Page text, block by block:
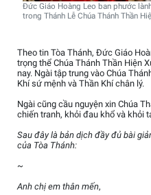
Đức Giáo Hoàng Leo ban phước
trong Thánh Lễ Chúa Thánh Thần
Theo tin Tòa Thánh, Đức Giáo
trọng thể Chúa Thánh Thần Hiện
nay. Ngài tập trung vào Chúa
Khí sứ mệnh và Thần Khí chân lý.
Ngài cũng cầu nguyện xin Chúa
chiến tranh, khỏi đau khổ và khỏi
Sau đây là bản dịch đầy đủ bài
của Tòa Thánh:
~
Anh chị em thân mến,